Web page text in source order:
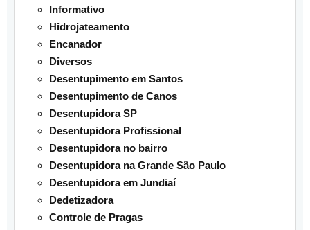
Informativo
Hidrojateamento
Encanador
Diversos
Desentupimento em Santos
Desentupimento de Canos
Desentupidora SP
Desentupidora Profissional
Desentupidora no bairro
Desentupidora na Grande São Paulo
Desentupidora em Jundiaí
Dedetizadora
Controle de Pragas